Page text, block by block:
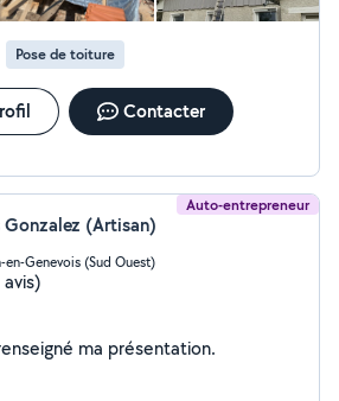
Pose de toiture
Contacter
Auto-entrepreneur
Gonzalez (Artisan)
en-Genevois (Sud Ouest)
avis)
Je n'ai pas encore renseigné ma présentation.